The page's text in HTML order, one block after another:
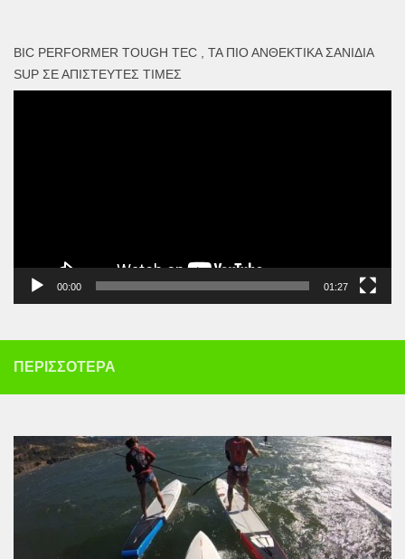
BIC PERFORMER TOUGH TEC , ΤΑ ΠΙΟ ΑΝΘΕΚΤΙΚΆ ΣΑΝΊΔΙΑ
SUP ΣΕ ΑΠΊΣΤΕΥΤΕΣ ΤΙΜΈΣ
00:00 01:27
ΠΕΡΙΣΣΌΤΕΡΑ